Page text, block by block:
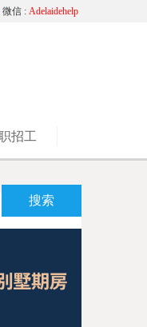
微信 : Adelaidehelp
招工
搜索